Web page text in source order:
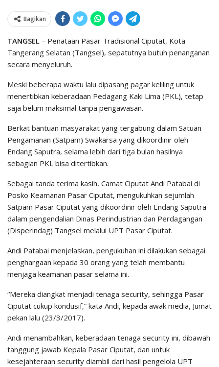
Bagikan
TANGSEL – Penataan Pasar Tradisional Ciputat, Kota
Tangerang Selatan (Tangsel), sepatutnya butuh penanganan
secara menyeluruh.
Meski beberapa waktu lalu dipasang pagar keliling untuk
menertibkan keberadaan Pedagang Kaki Lima (PKL), tetap
saja belum maksimal tanpa pengawasan.
Berkat bantuan masyarakat yang tergabung dalam Satuan
Pengamanan (Satpam) Swakarsa yang dikoordinir oleh
Endang Saputra, selama lebih dari tiga bulan hasilnya
sebagian PKL bisa ditertibkan.
Sebagai tanda terima kasih, Camat Ciputat Andi Patabai di
Posko Keamanan Pasar Ciputat, mengukuhkan sejumlah
Satpam Pasar Ciputat yang dikoordinir oleh Endang Saputra
dalam pengendalian Dinas Perindustrian dan Perdagangan
(Disperindag) Tangsel melalui UPT Pasar Ciputat.
Andi Patabai menjelaskan, pengukuhan ini dilakukan sebagai
penghargaan kepada 30 orang yang telah membantu
menjaga keamanan pasar selama ini.
“Mereka diangkat menjadi tenaga security, sehingga Pasar
Ciputat cukup kondusif,” kata Andi, kepada awak media, Jumat
pekan lalu (23/3/2017).
Andi menambahkan, keberadaan tenaga security ini, dibawah
tanggung jawab Kepala Pasar Ciputat, dan untuk
kesejahteraan security diambil dari hasil pengelola UPT